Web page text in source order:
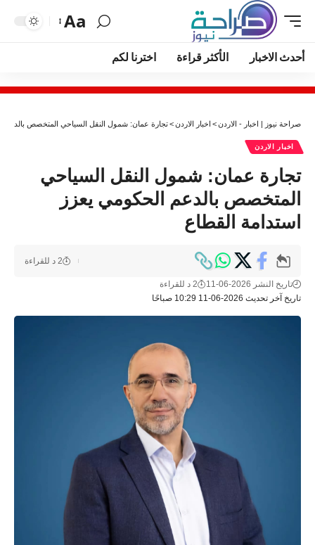
Aa
أحدث الاخبار الأكثر قراءة اخترنا لكم
صراحة نيوز | اخبار - الاردن> اخبار الاردن>تجارة عمان: شمول النقل السياحي المتخصص بالدعم
اخبار الاردن
تجارة عمان: شمول النقل السياحي
المتخصص بالدعم الحكومي يعزز
استدامة القطاع
تاريخ آخر تحديث 2026-06-11 10:29 صباحًا
تاريخ النشر 2026-06-11 2 د للقراءة
2 د للقراءة